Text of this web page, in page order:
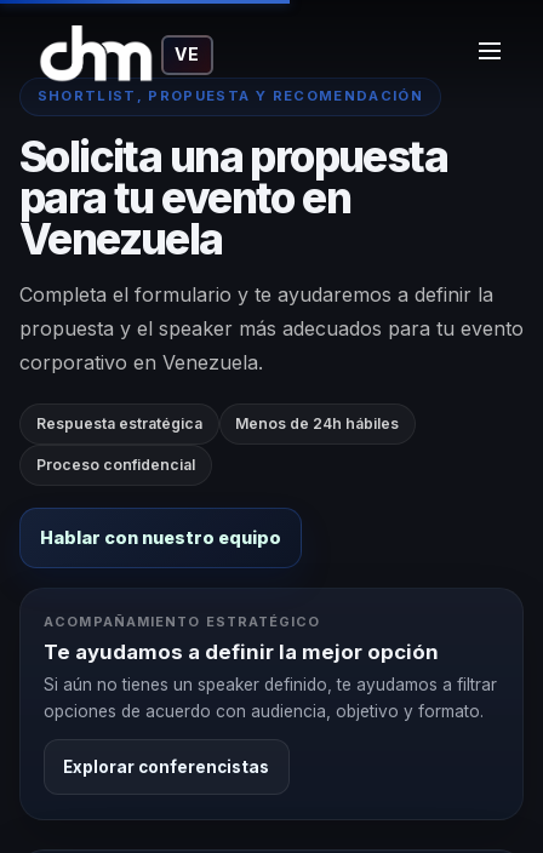
VE
SHORTLIST, PROPUESTA Y RECOMENDACIÓN
Solicita una propuesta
para tu evento en
Venezuela
Completa el formulario y te ayudaremos a definir la
propuesta y el speaker más adecuados para tu evento
corporativo en Venezuela.
Respuesta estratégica Menos de 24h hábiles
Proceso confidencial
Hablar con nuestro equipo
ACOMPAÑAMIENTO ESTRATÉGICO
Te ayudamos a definir la mejor opción
Si aún no tienes un speaker definido, te ayudamos a filtrar
opciones de acuerdo con audiencia, objetivo y formato.
Explorar conferencistas